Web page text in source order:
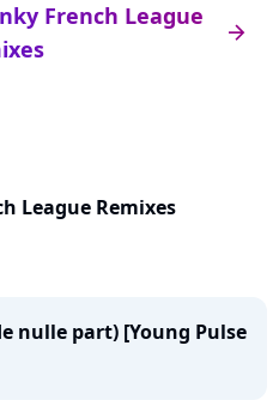
arrow_right
French League
League Remixes
nulle part) [Young Pulse